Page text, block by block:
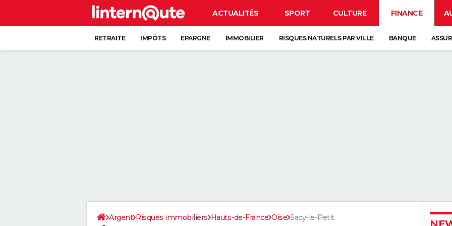
ACTUALITÉS SPORT CULTURE FINANCE
RETRAITE IMPÔTS EPARGNE IMMOBILIER RISQUES NATURELS PAR VILLE BANQUE
Argent Risques immobiliers Hauts-de-France Oise Sacy-le-Petit